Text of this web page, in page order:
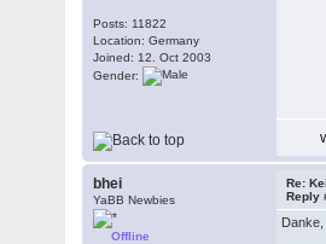
Posts: 11822
Location: Germany
Joined: 12. Oct 2003
Gender:
bhei
YaBB Newbies
Offline
Re:
Reply